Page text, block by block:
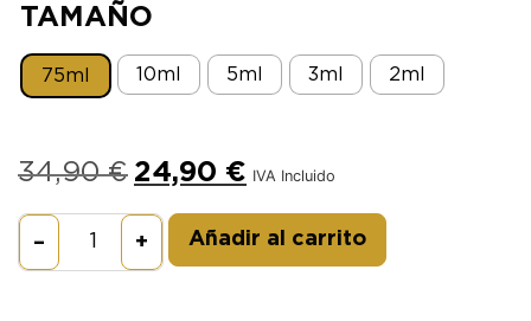
TAMAÑO
75ml 10ml 5ml 3ml 2ml
34,90€ 24,90 € IVA Incluido
– + Añadir al carrito